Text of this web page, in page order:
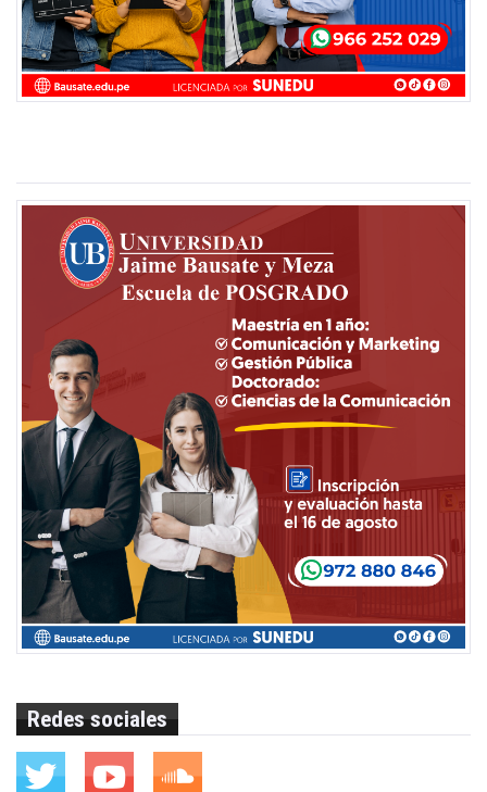
Redes sociales